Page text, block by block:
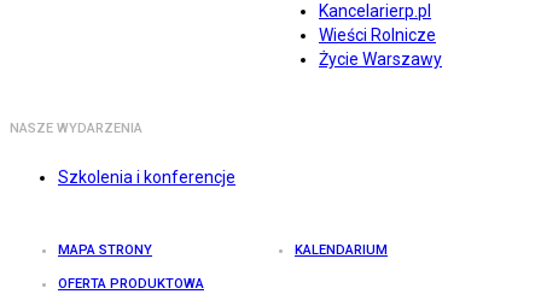
Kancelarierp.pl
Wieści Rolnicze
Życie Warszawy
NASZE WYDARZENIA
Szkolenia i konferencje
MAPA STRONY KALENDARIUM
OFERTA PRODUKTOWA